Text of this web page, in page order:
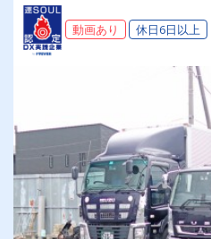
動画あり 休日6日以上